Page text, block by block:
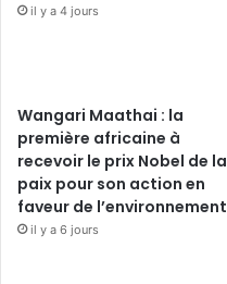
il y a 4 jours
Wangari Maathai : la
première africaine à
recevoir le prix Nobel de la
paix pour son action en
faveur de l’environnement
il y a 6 jours